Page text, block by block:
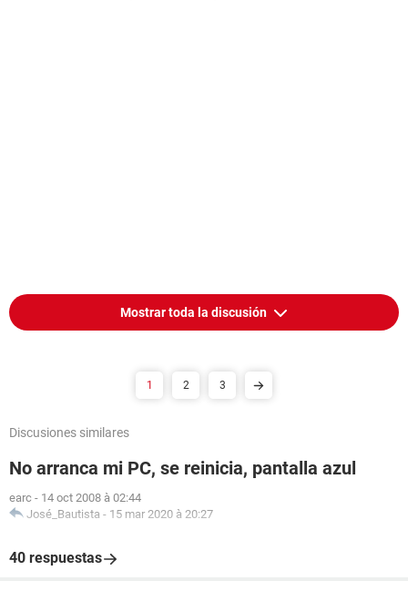
Mostrar toda la discusión
1 2 3
Discusiones similares
No arranca mi PC, se reinicia, pantalla azul
earc - 14 oct 2008 à 02:44
José_Bautista - 15 mar 2020 à 20:27
40 respuestas